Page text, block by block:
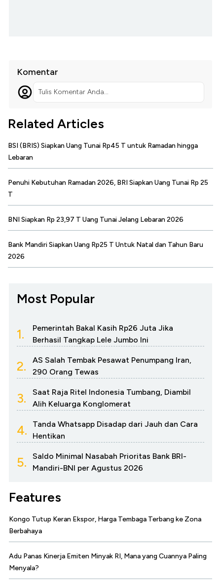
Komentar
Tulis Komentar Anda...
Related Articles
BSI (BRIS) Siapkan Uang Tunai Rp45 T untuk Ramadan hingga
Lebaran
Penuhi Kebutuhan Ramadan 2026, BRI Siapkan Uang Tunai Rp 25
T
BNI Siapkan Rp 23,97 T Uang Tunai Jelang Lebaran 2026
Bank Mandiri Siapkan Uang Rp25 T Untuk Natal dan Tahun Baru
2026
Most Popular
1.
Pemerintah Bakal Kasih Rp26 Juta Jika
Berhasil Tangkap Lele Jumbo Ini
2.
AS Salah Tembak Pesawat Penumpang Iran,
290 Orang Tewas
3.
Saat Raja Ritel Indonesia Tumbang, Diambil
Alih Keluarga Konglomerat
4.
Tanda Whatsapp Disadap dari Jauh dan Cara
Hentikan
5.
Saldo Minimal Nasabah Prioritas Bank BRI-
Mandiri-BNI per Agustus 2026
Features
Kongo Tutup Keran Ekspor, Harga Tembaga Terbang ke Zona
Berbahaya
Adu Panas Kinerja Emiten Minyak RI, Mana yang Cuannya Paling
Menyala?